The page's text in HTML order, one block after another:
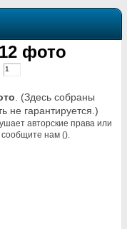
фото
. (Здесь собраны
не гарантируется.)
авторские права или
нам ().